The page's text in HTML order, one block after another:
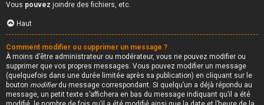
Vous pouvez joindre des fichiers, etc.
Haut
Comment modifier ou supprimer un message ?
À moins d’être administrateur ou modérateur, vous ne pouvez modifier ou
supprimer que vos propres messages. Vous pouvez modifier un message
(quelquefois dans une durée limitée après sa publication) en cliquant sur le
bouton modifierdu message correspondant. Si quelqu’un a déjà répondu au
message, un petit texte s’affichera en bas du message indiquant qu’il a été